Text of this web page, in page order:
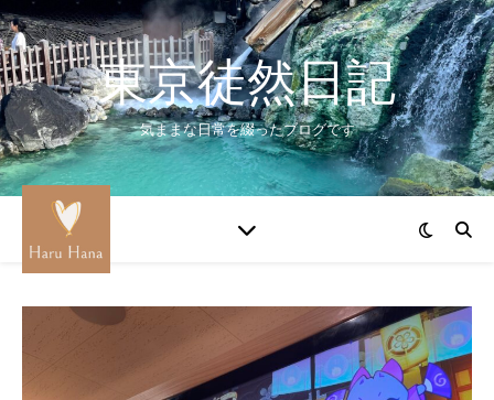
東京徒然日記
気ままな日常を綴ったブログです